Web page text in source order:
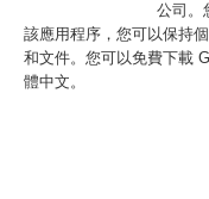
公司。
該應用程序，您可以保持
和文件。您可以免費下載
體中文。